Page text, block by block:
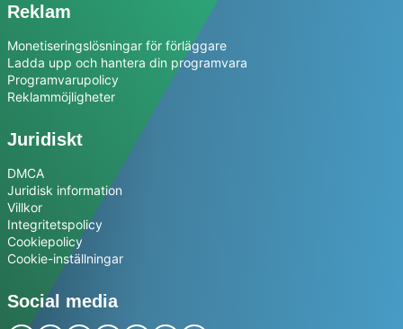
Reklam
Monetiseringslösningar för förläggare
Ladda upp och hantera din programvara
Programvarupolicy
Reklammöjligheter
Juridiskt
DMCA
Juridisk information
Villkor
Integritetspolicy
Cookiepolicy
Cookie-inställningar
Social media